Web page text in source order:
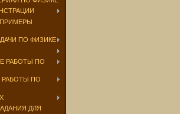
ПО ФИЗИКЕ
РАБОТЫ ПО
РАБОТЫ ПО
ДЛЯ